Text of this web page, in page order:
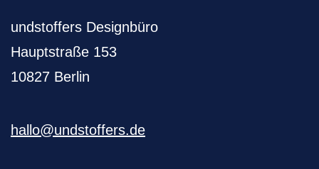
undstoffers Designbüro
Hauptstraße 153
10827 Berlin
hallo@undstoffers.de